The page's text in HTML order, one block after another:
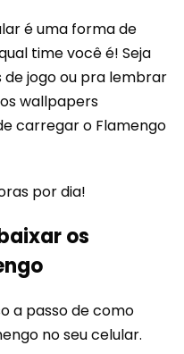
é uma forma de
time você é! Seja
de jogo ou pra lembrar
wallpapers
carregar o Flamengo
por dia!
os
a passo de como
no seu celular.